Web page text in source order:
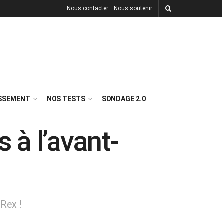
Nous contacter Nous soutenir
NOS TESTS SONDAGE 2.0
à l’avant-
!